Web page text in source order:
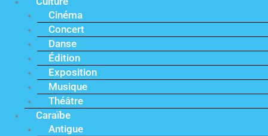
Cinéma
Concert
Danse
Édition
Exposition
Musique
Théâtre
Caraïbe
Antigue